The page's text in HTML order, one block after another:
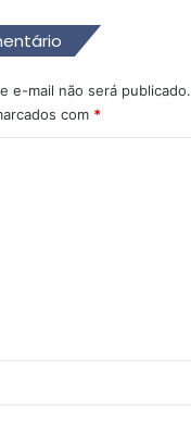
e-mail não será publicado.
com *